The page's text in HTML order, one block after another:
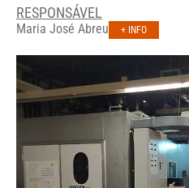
RESPONSÁVEL
Maria José Abreu + INFO